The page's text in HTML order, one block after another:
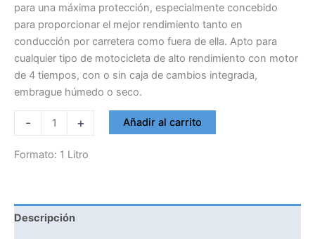
para una máxima protección, especialmente concebido
para proporcionar el mejor rendimiento tanto en
conducción por carretera como fuera de ella. Apto para
cualquier tipo de motocicleta de alto rendimiento con motor
de 4 tiempos, con o sin caja de cambios integrada,
embrague húmedo o seco.
-
10W60
MOTOBIKE
cantidad
+ Añadir al carrito
Formato: 1 Litro
Descripción